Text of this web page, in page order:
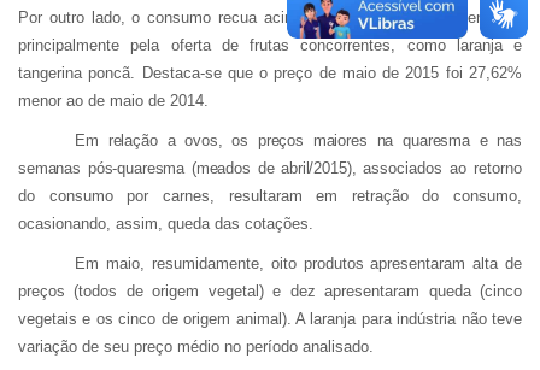
Por outro lado, o consumo recua acima desse montante, influenciado
principalmente pela oferta de frutas concorrentes, como laranja e
tangerina poncã. Destaca-se que o preço de maio de 2015 foi 27,62%
menor ao de maio de 2014.
Em relação a ovos, os preços maiores na quaresma e nas
semanas pós-quaresma (meados de abril/2015), associados ao retorno
do consumo por carnes, resultaram em retração do consumo,
ocasionando, assim, queda das cotações.
Em maio, resumidamente, oito produtos apresentaram alta de
preços (todos de origem vegetal) e dez apresentaram queda (cinco
vegetais e os cinco de origem animal). A laranja para indústria não teve
variação de seu preço médio no período analisado.